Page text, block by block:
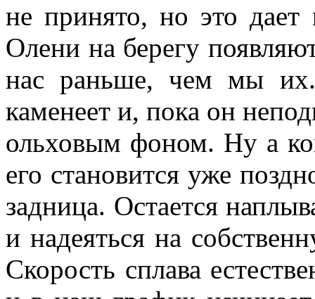
не принято, но это
Олени на берегу
нас раньше, чем мы
каменеет и, пока он
ольховым фоном. Ну а
его становится уже
задница. Остается
и надеяться на
Скорость сплава